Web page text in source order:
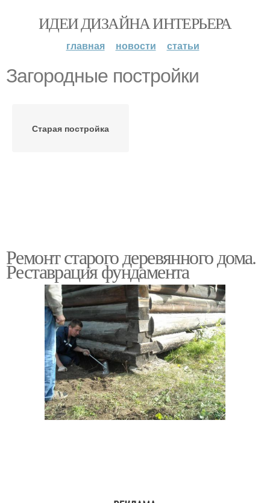
ИДЕИ ДИЗАЙНА ИНТЕРЬЕРА
главная новости статьи
Загородные постройки
Старая постройка
Ремонт старого деревянного дома.
Реставрация фундамента